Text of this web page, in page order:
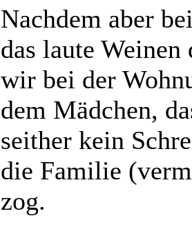
Nachdem aber
das laute
wir bei der
dem Mädchen,
seither kein
die Familie
zog.